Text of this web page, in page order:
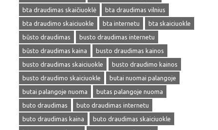
bta draudimas skaičiuoklė
bta draudimas vilnius
bta draudimo skaiciuokle
bta internetu
bta skaiciuokle
būsto draudimas
busto draudimas internetu
būsto draudimas kaina
busto draudimas kainos
busto draudimas skaiciuokle
busto draudimo kainos
busto draudimo skaiciuokle
butai nuomai palangoje
butai palangoje nuoma
butas palangoje nuoma
buto draudimas
buto draudimas internetu
buto draudimas kaina
buto draudimas skaiciuokle